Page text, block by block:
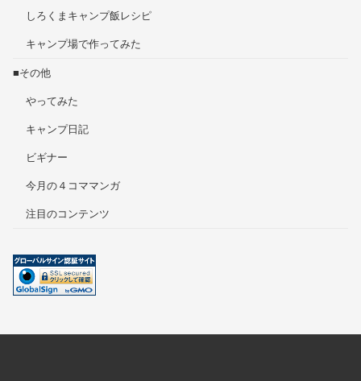
しろくまキャンプ飯レシピ
キャンプ場で作ってみた
■その他
やってみた
キャンプ日記
ビギナー
今月の４コママンガ
注目のコンテンツ